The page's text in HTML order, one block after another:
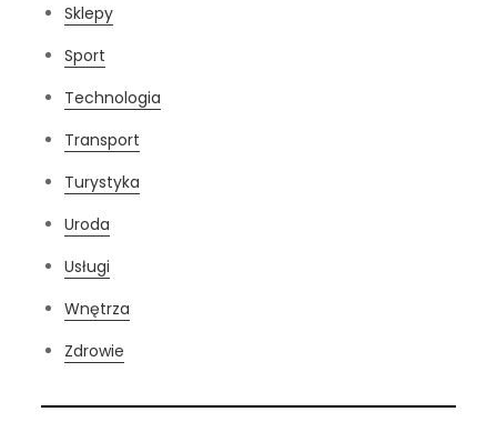
Sklepy
Sport
Technologia
Transport
Turystyka
Uroda
Usługi
Wnętrza
Zdrowie